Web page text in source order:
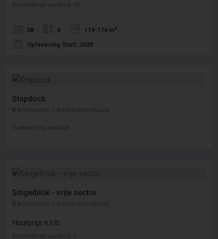
Beschikbaar aanbod: 36
38 4 119-174 m2
Oplevering Start: 2028
Shipdock
Amsterdam > Amsterdam-Noord
Toekomstig aanbod
Singelblok - vrije sector
Amsterdam > Amsterdam-Noord
Huurprijs n.n.b.
Beschikbaar aanbod: 3